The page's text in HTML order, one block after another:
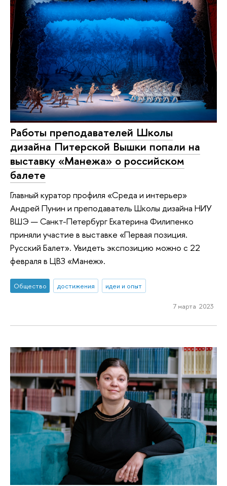
Работы преподавателей Школы
дизайна Питерской Вышки попали на
выставку «Манежа» о российском
балете
Главный куратор профиля «Среда и интерьер»
Андрей Пунин и преподаватель Школы дизайна НИУ
ВШЭ — Санкт-Петербург Екатерина Филипенко
приняли участие в выставке «Первая позиция.
Русский Балет». Увидеть экспозицию можно с 22
февраля в ЦВЗ «Манеж».
Общество достижения идеи и опыт
7 марта 2023